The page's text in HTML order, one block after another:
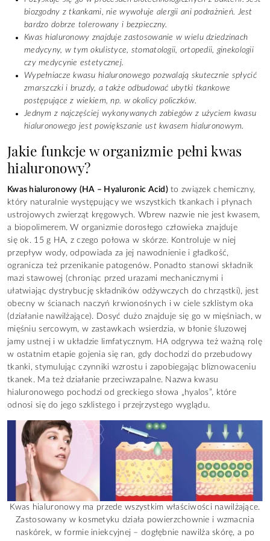
biozgodny z tkankami, nie wywołuje alergii ani podrażnień. Jest
bardzo dobrze tolerowany i bezpieczny.
Kwas hialuronowy znajduje zastosowanie w wielu dziedzinach
medycyny, w tym okulistyce, stomatologii, ortopedii, ginekologii
czy medycynie estetycznej.
Wypełniacze kwasu hialuronowego pozwalają skutecznie spłycić
zmarszczki i bruzdy, a także odbudować ubytki tkankowe
postępujące z wiekiem, np. w okolicy policzków.
Jednym z najczęściej wykonywanych zabiegów z użyciem kwasu
hialuronowego jest powiększanie ust kwasem hialuronowym.
Jakie funkcje w organizmie pełni kwas
hialuronowy?
Kwas hialuronowy (HA – Hyaluronic Acid)to związek chemiczny,
który naturalnie występujący we wszystkich tkankach i płynach
ustrojowych zwierząt kręgowych. Wbrew nazwie nie jest kwasem,
a biopolimerem. W organizmie dorosłego człowieka znajduje
się ok. 15 g HA, z czego połowa w skórze. Kontroluje w niej
przepływ wody, odpowiada za jej nawodnienie i gładkość,
ogranicza też przenikanie patogenów. Ponadto stanowi składnik
mazi stawowej (chroniąc przed urazami mechanicznymi i
ułatwiając dystrybucję składników odżywczych do chrząstki), jest
obecny w ścianach naczyń krwionośnych i w ciele szklistym oka
(działanie nawilżające). Dosyć dużo znajduje się go w mięśniach, w
mięśniu sercowym, w zastawkach wsierdzia, w błonie śluzowej
jamy ustnej i w układzie limfatycznym. HA odgrywa też ważną rolę
w ostatnim etapie gojenia się ran, gdy dochodzi do przebudowy
tkanki, stymulując czynniki wzrostu i zapobiegając bliznowaceniu
tkanek. Ma też działanie przeciwzapalne. Nazwa kwasu
hialuronowego pochodzi od greckiego słowa „hyalos”, które
odnosi się do jego szklistego i przejrzystego wyglądu.
Kwas hialuronowy ma przede wszystkim właściwości nawilżające.
Zastosowany w kosmetyku działa powierzchownie i wzmacnia
naskórek, w formie iniekcyjnej – dogłębnie nawilża skórę, a po